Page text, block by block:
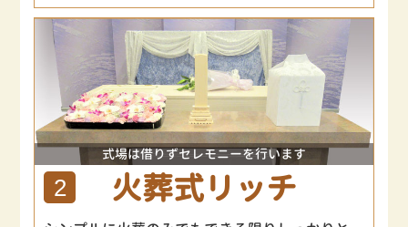
式場は借りずセレモニーを行います
2 火葬式リッチ